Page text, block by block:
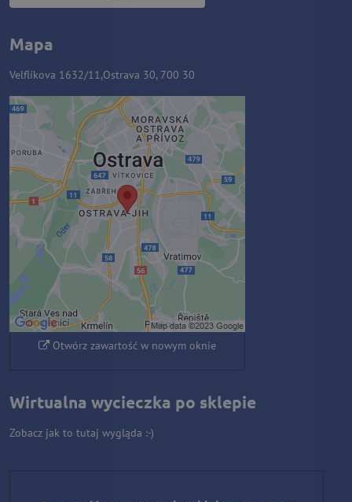
Mapa
Velflíkova 1632/11,Ostrava 30, 700 30
Zawartość zewnętrzna jest
blokowana przez opcje
prywatności
Czy chcesz załadować zawartość
zewnętrzną?
Zezwól raz
Zezwalaj zawsze - zgadzam się z
typem pliku cookie: Funkcjonalny
Otwórz zawartość w nowym oknie
Wirtualna wycieczka po sklepie
Zobacz jak to tutaj wygląda :-)